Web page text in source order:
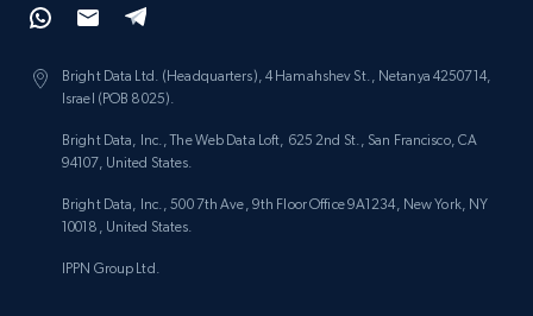
Bright Data Ltd. (Headquarters), 4 Hamahshev St., Netanya 4250714,
Israel (POB 8025).
Bright Data, Inc., The Web Data Loft, 625 2nd St., San Francisco, CA
94107, United States.
Bright Data, Inc., 500 7th Ave, 9th Floor Office 9A1234, New York, NY
10018, United States.
IPPN Group Ltd.